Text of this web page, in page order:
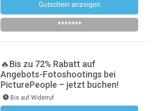
Gutschein anzeigen
*******
🔥Bis zu 72% Rabatt auf
Angebots-Fotoshootings bei
PicturePeople – jetzt buchen!
Bis auf Widerruf